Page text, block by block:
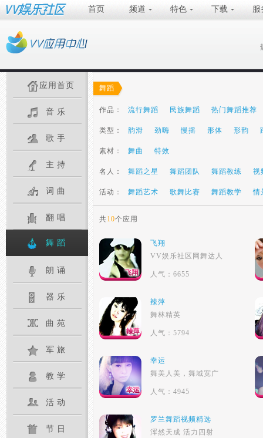
首页 频道 特色 下载 服
应用首页
音乐
歌手
主持
词曲
翻唱
舞蹈
朗诵
器乐
曲苑
军旅
教学
活动
节日
舞蹈
作品： 流行舞蹈 民族舞蹈 热门舞蹈推荐
类型： 韵滑 劲嗨 慢摇 形体 形韵
素材： 舞曲 特效
名人： 舞蹈之星 舞蹈团队 舞蹈教练 视
活动： 舞蹈艺术 歌舞比赛 舞蹈教学 情
共10个应用
飞翔
VV娱乐社区网舞达人
人气：6655
辣萍
舞林精英
人气：5794
幸运
舞美人美，舞域宽广
人气：4945
罗兰舞蹈视频精选
浑然天成 活力四射